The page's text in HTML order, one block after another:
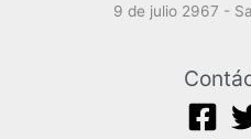
9 de julio 2967 -